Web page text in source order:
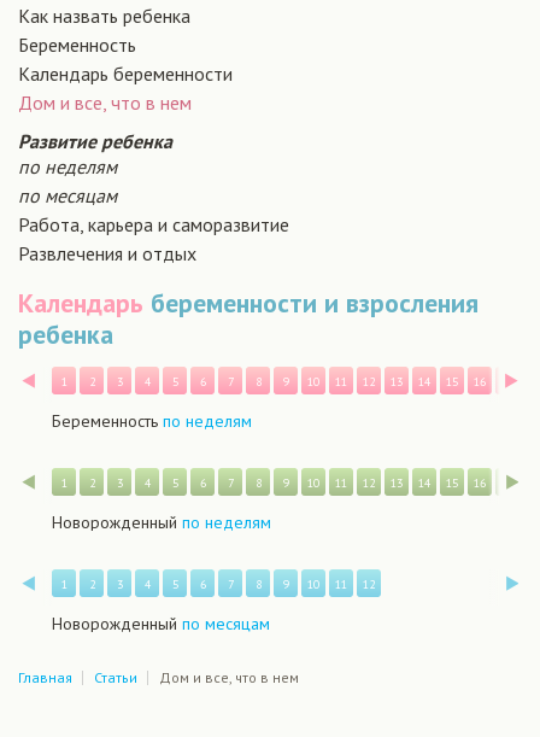
Как назвать ребенка
Беременность
Календарь беременности
Дом и все, что в нем
Развитие ребенка
по неделям
по месяцам
Работа, карьера и саморазвитие
Развлечения и отдых
Календарь беременности и взросления
ребенка
Назад
1 2 3 4 5 6 7 8 9 10 11 12 13 14 15 16 17
Беременность по неделям
Назад
1 2 3 4 5 6 7 8 9 10 11 12 13 14 15 16 17
Новорожденный по неделям
Назад
1 2 3 4 5 6 7 8 9 10 11 12
Новорожденный по месяцам
Главная Статьи Дом и все, что в нем